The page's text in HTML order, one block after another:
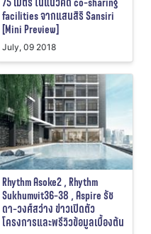
facilities จากแสนสิริ Sansiri
[Mini Preview]
July, 09 2018
Rhythm Asoke2 , Rhythm
Sukhumvit36-38 , Aspire รัช
ดา-วงศ์สว่าง ข่าวเปิดตัว
โครงการและพรีวิวข้อมูลเบื้องต้น